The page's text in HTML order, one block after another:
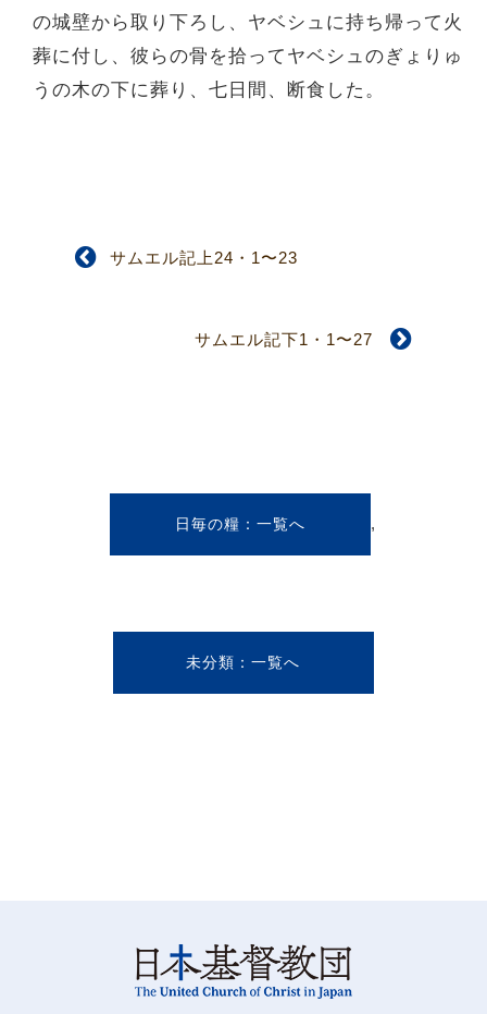
の城壁から取り下ろし、ヤベシュに持ち帰って火
葬に付し、彼らの骨を拾ってヤベシュのぎょりゅ
うの木の下に葬り、七日間、断食した。
サムエル記上24・1〜23
サムエル記下1・1〜27
日毎の糧 ,
未分類